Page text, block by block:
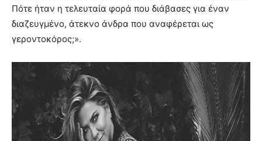
Πότε ήταν η τελευταία φορά που διάβασες για έναν
διαζευγμένο, άτεκνο άνδρα που αναφέρεται ως
γεροντοκόρος;».